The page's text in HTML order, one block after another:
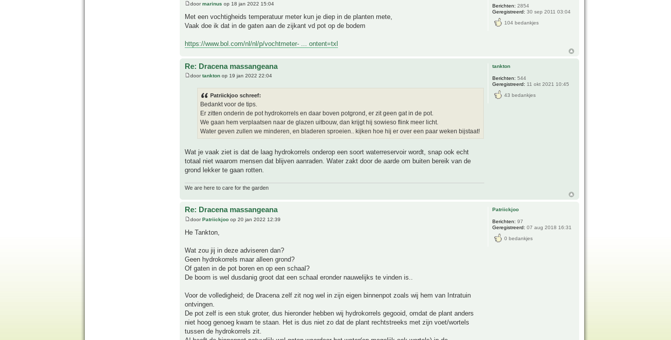
doormarinus op 18 jan 2022 15:04
Met een vochtigheids temperatuur meter kun je diep in de planten mete,
Vaak doe ik dat in de gaten aan de zijkant vd pot op de bodem
https://www.bol.com/nl/nl/p/vochtmeter- ... ontent=txl
Berichten: 2854
Geregistreerd: 30 sep 2011 03:04
104 bedankjes
Re: Dracena massangeana
doortankton op 19 jan 2022 22:04
Patriickjoo schreef:
Bedankt voor de tips.
Er zitten onderin de pot hydrokorrels en daar boven potgrond, er zit geen gat in de pot.
We gaan hem verplaatsen naar de glazen uitbouw, dan krijgt hij sowieso flink meer licht.
Water geven zullen we minderen, en bladeren sproeien.. kijken hoe hij er over een paar weken bijstaat!
Wat je vaak ziet is dat de laag hydrokorrels onderop een soort waterreservoir wordt, snap ook echt
totaal niet waarom mensen dat blijven aanraden. Water zakt door de aarde om buiten bereik van de
grond lekker te gaan rotten.
We are here to care for the garden
tankton
Berichten: 544
Geregistreerd: 11 okt 2021 10:45
43 bedankjes
Re: Dracena massangeana
doorPatriickjoo op 20 jan 2022 12:39
He Tankton,
Wat zou jij in deze adviseren dan?
Geen hydrokorrels maar alleen grond?
Of gaten in de pot boren en op een schaal?
De boom is wel dusdanig groot dat een schaal eronder nauwelijks te vinden is..
Voor de volledigheid; de Dracena zelf zit nog wel in zijn eigen binnenpot zoals wij hem van Intratuin
ontvingen.
De pot zelf is een stuk groter, dus hieronder hebben wij hydrokorrels gegooid, omdat de plant anders
niet hoog genoeg kwam te staan. Het is dus niet zo dat de plant rechtstreeks met zijn voet/wortels
tussen de hydrokorrels zit.
Patriickjoo
Berichten: 97
Geregistreerd: 07 aug 2018 16:31
0 bedankjes